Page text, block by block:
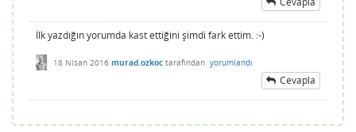
İlk yazdığın yorumda kast ettiğini şimdi fark ettim. :-)
18 Nisan 2016 murad.ozkoc tarafından yorumlandı
Cevapla